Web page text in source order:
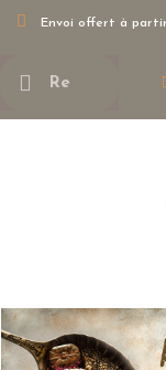
Envoi offert à